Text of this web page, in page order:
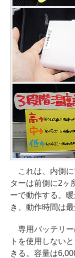
これは、内側に
ターは前側に2ヶ
ーで動作する。
き、動作時間は
専用バッテリー
トを使用しない
きる。容量は